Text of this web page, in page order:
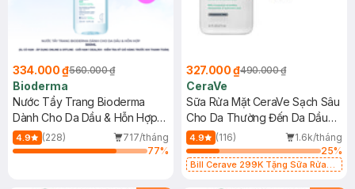
334.000 ₫560.000 ₫
Bioderma
Nước Tẩy Trang Bioderma
Dành Cho Da Dầu & Hỗn Hợp
500ml
4.9 (228)
717/tháng
77%
327.000 ₫490.000 ₫
CeraVe
Sữa Rửa Mặt CeraVe Sạch Sâu
Cho Da Thường Đến Da Dầu
473ml
4.9 (116)
1.6k/tháng
25%
Bill Cerave 299K Tặng Sữa Rửa